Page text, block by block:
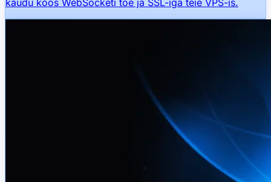
kaudu koos WebSocketi toe ja SSL-iga teie VPS-is.